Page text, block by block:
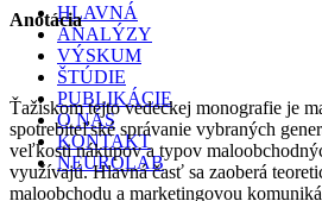
HLAVNÁ
ANALÝZY
VÝSKUM
ŠTÚDIE
PUBLIKÁCIE
O NÁS
KONTAKT
NEUROLAB
Anotácia
Ťažiskom tejto vedeckej monografie je
spotrebiteľské správanie vybraných
veľkosti nákupov a typov
využívajú. Hlavná časť sa zaoberá
maloobchodu a marketingovou